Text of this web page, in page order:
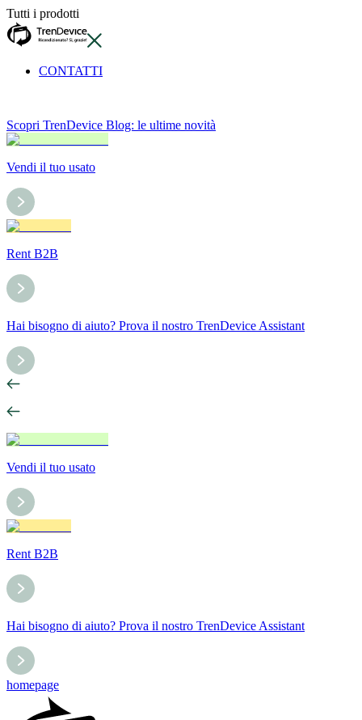
Tutti i prodotti
CONTATTI
Scopri TrenDevice Blog: le ultime novità
Vendi il tuo usato
Rent B2B
Hai bisogno di aiuto? Prova il nostro TrenDevice Assistant
Vendi il tuo usato
Rent B2B
Hai bisogno di aiuto? Prova il nostro TrenDevice Assistant
homepage